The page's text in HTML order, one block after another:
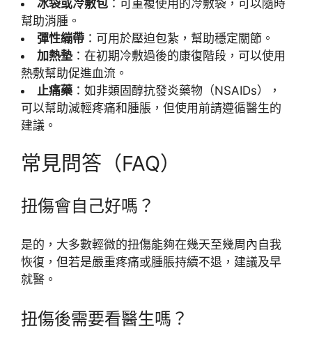
冰袋或冷敷包 ：可重複使用的冷敷袋，可以隨時
幫助消腫。
彈性繃帶 ：可用於壓迫包紮，幫助穩定關節。
加熱墊 ：在初期冷敷過後的康復階段，可以使用
熱敷幫助促進血流。
止痛藥 ：如非類固醇抗發炎藥物（NSAIDs），
可以幫助減輕疼痛和腫脹，但使用前請遵循醫生的
建議。
常見問答（FAQ）
扭傷會自己好嗎？
是的，大多數輕微的扭傷能夠在幾天至幾周內自我
恢復，但若是嚴重疼痛或腫脹持續不退，建議及早
就醫。
扭傷後需要看醫生嗎？